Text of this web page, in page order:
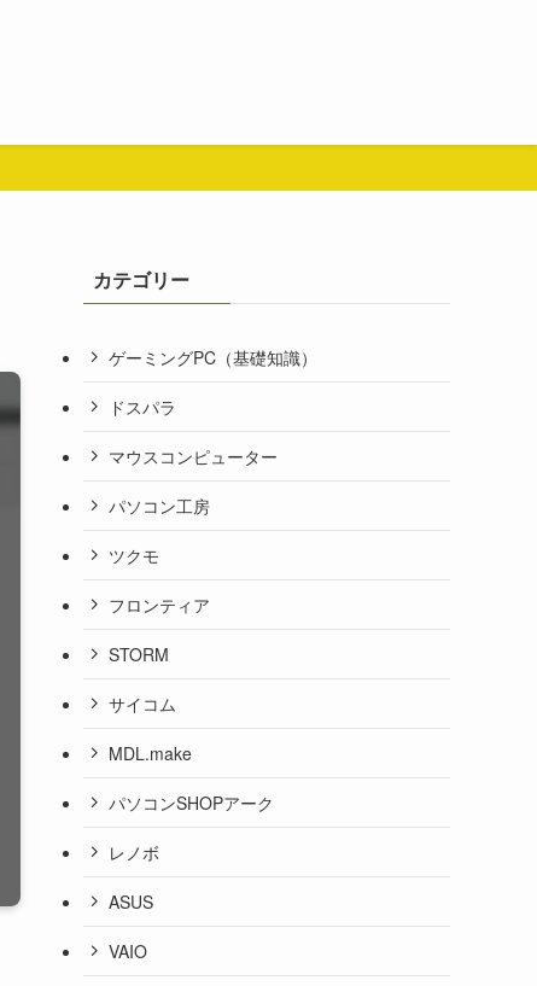
カテゴリー
ゲーミングPC（基礎知識）
ドスパラ
マウスコンピューター
パソコン工房
ツクモ
フロンティア
STORM
サイコム
MDL.make
パソコンSHOPアーク
レノボ
ASUS
VAIO